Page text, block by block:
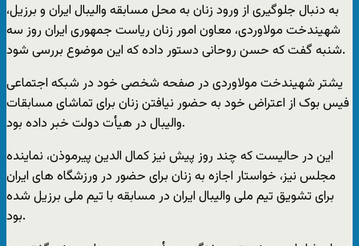
به دنبال جلوگيری از ورود زنان به محل مسابقه واليبال ايران و برزيل،
شهيندخت مولاوردی، معاون امور زنان رياست جمهوری ايران روز سه
شنبه گفت که حسن روحانی دستور داده که اين موضوع بررسی شود.
يشتر شهيندخت مولاوردی در صفحه شخصی خود در شبکه اجتماعی
فيس بوک از اعتراض خود به حضور نيافتن زنان برای تماشای مسابقات
واليبال در هیأت دولت خبر داده بود.
اين در حاليست که چند روز پيش نيز کمال الدين پيرموذن، نماينده
مجلس نيز، خواستار اجازه به زنان برای حضور در ورزشگاه های ايران
برای تشويق تيم ملی واليبال ايران در مسابقه با تيم ملی برزيل شده
بود.